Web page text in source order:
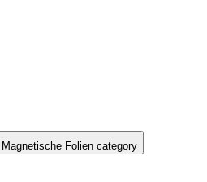
Folien category